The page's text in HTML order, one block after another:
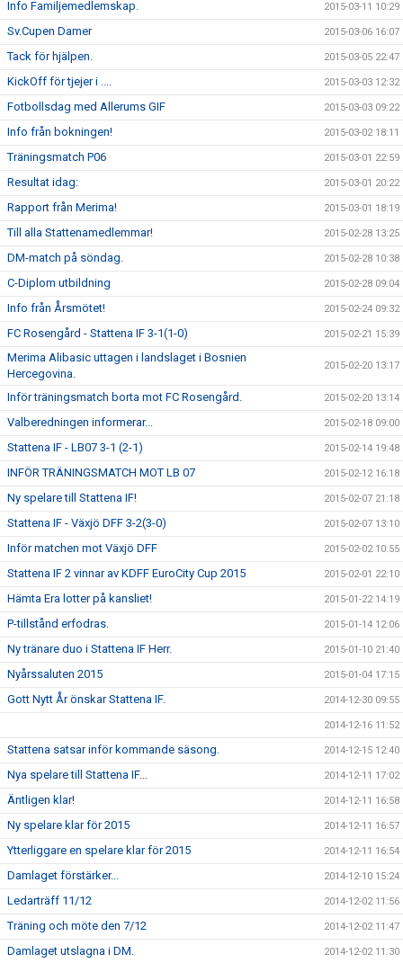
Info Familjemedlemskap. 2015-03-11 10:29
Sv.Cupen Damer 2015-03-06 16:07
Tack för hjälpen. 2015-03-05 22:47
KickOff för tjejer i .... 2015-03-03 12:32
Fotbollsdag med Allerums GIF 2015-03-03 09:22
Info från bokningen! 2015-03-02 18:11
Träningsmatch P06 2015-03-01 22:59
Resultat idag: 2015-03-01 20:22
Rapport från Merima! 2015-03-01 18:19
Till alla Stattenamedlemmar! 2015-02-28 13:25
DM-match på söndag. 2015-02-28 10:38
C-Diplom utbildning 2015-02-28 09:04
Info från Årsmötet! 2015-02-24 09:32
FC Rosengård - Stattena IF 3-1(1-0) 2015-02-21 15:39
Merima Alibasic uttagen i landslaget i Bosnien
Hercegovina.
2015-02-20 13:17
Inför träningsmatch borta mot FC Rosengård. 2015-02-20 13:14
Valberedningen informerar... 2015-02-18 09:00
Stattena IF - LB07 3-1 (2-1) 2015-02-14 19:48
INFÖR TRÄNINGSMATCH MOT LB 07 2015-02-12 16:18
Ny spelare till Stattena IF! 2015-02-07 21:18
Stattena IF - Växjö DFF 3-2(3-0) 2015-02-07 13:10
Inför matchen mot Växjö DFF 2015-02-02 10:55
Stattena IF 2 vinnar av KDFF EuroCity Cup 2015 2015-02-01 22:10
Hämta Era lotter på kansliet! 2015-01-22 14:19
P-tillstånd erfodras. 2015-01-14 12:06
Ny tränare duo i Stattena IF Herr. 2015-01-10 21:40
Nyårssaluten 2015 2015-01-04 17:15
Gott Nytt År önskar Stattena IF. 2014-12-30 09:55
2014-12-16 11:52
Stattena satsar inför kommande säsong. 2014-12-15 12:40
Nya spelare till Stattena IF... 2014-12-11 17:02
Äntligen klar! 2014-12-11 16:58
Ny spelare klar för 2015 2014-12-11 16:57
Ytterliggare en spelare klar för 2015 2014-12-11 16:54
Damlaget förstärker... 2014-12-10 15:24
Ledarträff 11/12 2014-12-02 11:56
Träning och möte den 7/12 2014-12-02 11:47
Damlaget utslagna i DM. 2014-12-02 11:30